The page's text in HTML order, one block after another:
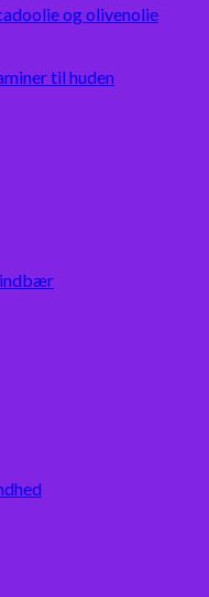
og olivenolie
til huden